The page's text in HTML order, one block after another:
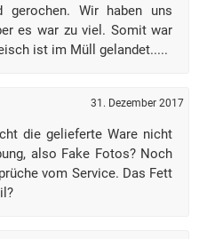
gerochen. Wir haben uns
es war zu viel. Somit war
ist im Müll gelandet.....
31. Dezember 2017
die gelieferte Ware nicht
also Fake Fotos? Noch
vom Service. Das Fett